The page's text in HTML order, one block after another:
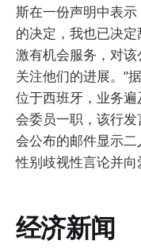
斯在一份声明中表
的决定，我也已决
激有机会服务，对
关注他们的进展。”
位于西班牙，业务
会委员一职，该行
会公布的邮件显示
性别歧视性言论并向
经济新闻